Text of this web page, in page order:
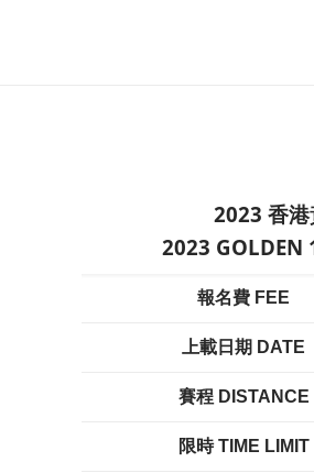
2023 香
2023 GOLDEN
報名費 FEE
上載日期 DATE
賽程 DISTANCE
限時 TIME LIMIT